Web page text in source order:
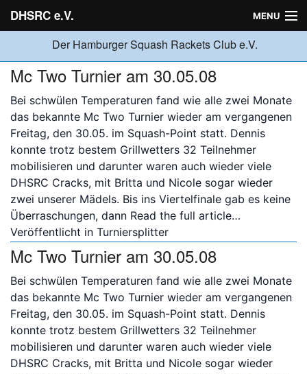
DHSRC e.V. MENU
Verein
Neuigkeiten
Turniere
Jugend
Sponsoren
Bitte anmelden
Der Hamburger Squash Rackets Club e.V.
Mc Two Turnier am 30.05.08
Bei schwülen Temperaturen fand wie alle zwei Monate
das bekannte Mc Two Turnier wieder am vergangenen
Freitag, den 30.05. im Squash-Point statt. Dennis
konnte trotz bestem Grillwetters 32 Teilnehmer
mobilisieren und darunter waren auch wieder viele
DHSRC Cracks, mit Britta und Nicole sogar wieder
zwei unserer Mädels. Bis ins Viertelfinale gab es keine
Überraschungen, dann Read the full article…
Veröffentlicht in Turniersplitter
Mc Two Turnier am 30.05.08
Bei schwülen Temperaturen fand wie alle zwei Monate
das bekannte Mc Two Turnier wieder am vergangenen
Freitag, den 30.05. im Squash-Point statt. Dennis
konnte trotz bestem Grillwetters 32 Teilnehmer
mobilisieren und darunter waren auch wieder viele
DHSRC Cracks, mit Britta und Nicole sogar wieder